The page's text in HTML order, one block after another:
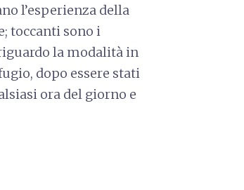
l’esperienza della
toccanti sono i
la modalità in
dopo essere stati
ora del giorno e